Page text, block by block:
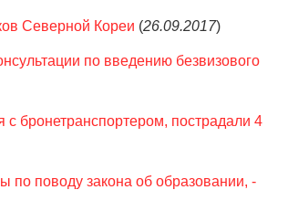
Северной Кореи (26.09.2017)
по введению безвизового
бронетранспортером, пострадали 4
по поводу закона об образовании, -